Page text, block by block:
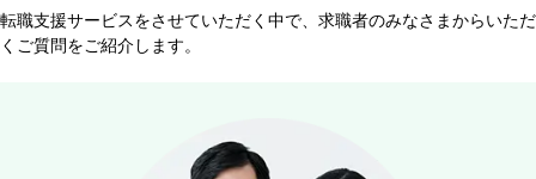
転職支援サービスをさせていただく中で、求職者のみなさまからいただ
くご質問をご紹介します。